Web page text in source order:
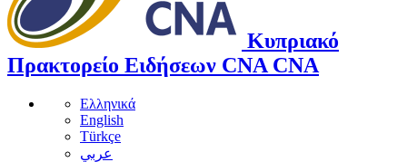
Κυπριακό
Πρακτορείο Ειδήσεων CNA CNA
Ελληνικά
English
Türkçe
عربي